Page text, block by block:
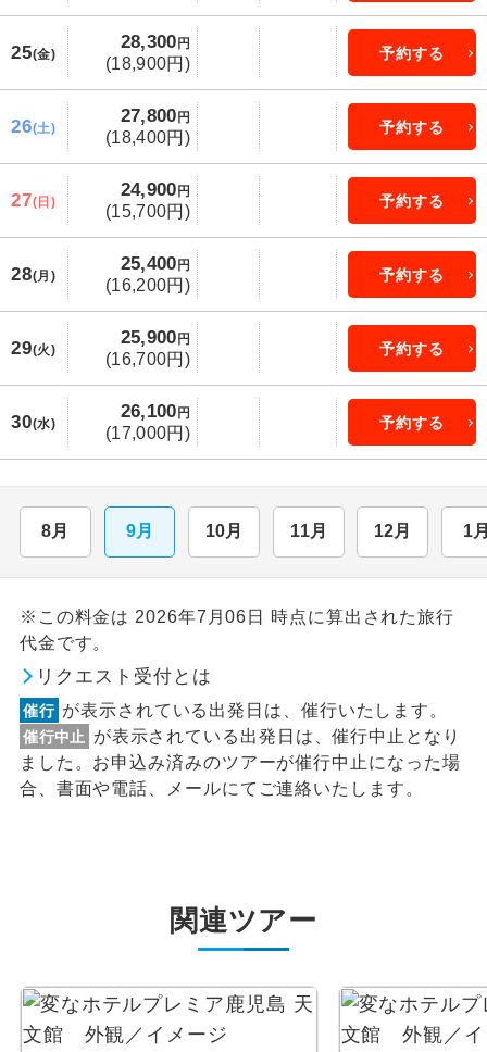
25(金)
28,300 円
(18,900円)
予約する
26(土)
27,800 円
(18,400円)
予約する
27(日)
24,900 円
(15,700円)
予約する
28(月)
25,400 円
(16,200円)
予約する
29(火)
25,900 円
(16,700円)
予約する
30(水)
26,100 円
(17,000円)
予約する
8月 9月 10月 11月 12月 1
※この料金は 2026年7月06日 時点に算出された旅行
代金です。
リクエスト受付とは
催行 が表示されている出発日は、催行いたします。
催行中止
が表示されている出発日は、催行中止となり
ました。お申込み済みのツアーが催行中止になった場
合、書面や電話、メールにてご連絡いたします。
関連ツアー